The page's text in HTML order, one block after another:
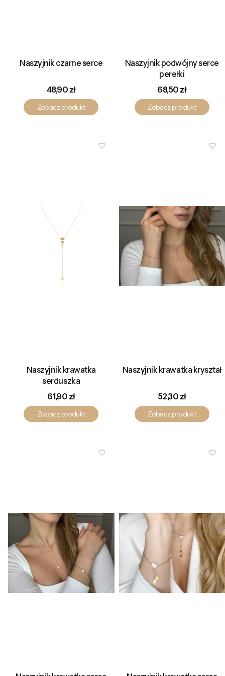
Naszyjnik czarne serce
Cena
48,90 zł
Zobacz produkt
Naszyjnik podwójny serce
perełki
Cena
68,50 zł
Zobacz produkt
Naszyjnik krawatka
serduszka
Cena
61,90 zł
Zobacz produkt
Naszyjnik krawatka kryształ
Cena
52,30 zł
Zobacz produkt